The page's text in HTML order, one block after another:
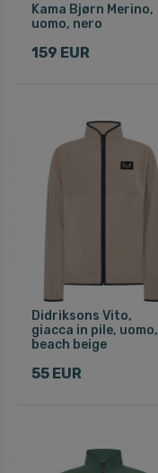
Kama Bjørn Merino,
uomo, nero
159 EUR
Didriksons Vito,
giacca in pile, uomo,
beach beige
55 EUR